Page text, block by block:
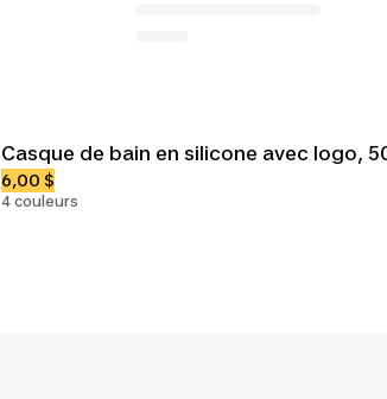
Casque de bain en silicone avec logo,
6,00 $
4 couleurs